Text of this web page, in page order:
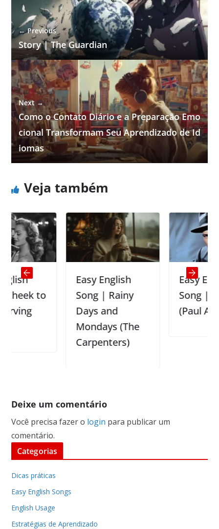
← Previous
Story | The Guardian
Next →
Como o Contato Diário e a Preparação Emo
cional Transformam Seu Aprendizado de Id
iomas
Veja também
to
Easy English
Song | Rainy
Days and
Mondays (The
Carpenters)
Easy English
Song | My Way
(Paul Anka)
Deixe um comentário
Você precisa fazer o login para publicar um
comentário.
Categorias
Dicas práticas
Easy English Songs
English Usage
Estratégias de Aprendizado